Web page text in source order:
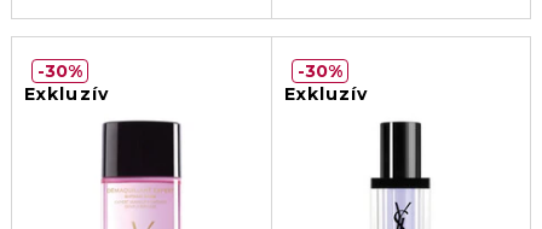
Exkluzív
30%
Exkluzív
30%